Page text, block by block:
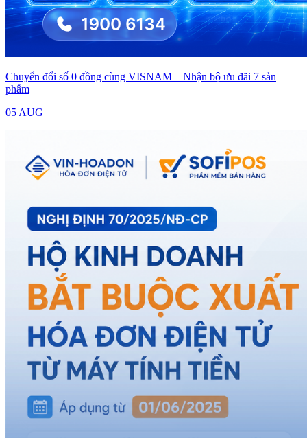
Chuyển đổi số 0 đồng cùng VISNAM – Nhận bộ ưu đãi 7 sản
phẩm
05 AUG